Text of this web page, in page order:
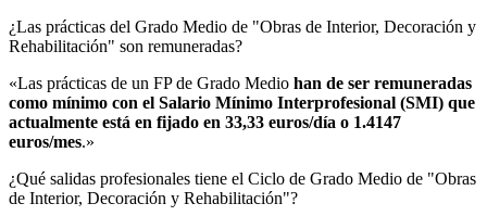
¿Las prácticas del Grado Medio de "Obras de Interior, Decoración y
Rehabilitación" son remuneradas?​
«Las prácticas de un FP de Grado Medio han de ser remuneradas
como mínimo con el Salario Mínimo Interprofesional (SMI) que
actualmente está en fijado en 33,33 euros/día o 1.4147
euros/mes.»
¿Qué salidas profesionales tiene el Ciclo de Grado Medio de "Obras
de Interior, Decoración y Rehabilitación"?​